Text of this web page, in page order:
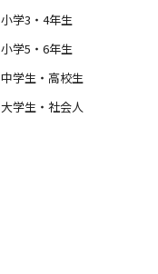
小学3・4年生
小学5・6年生
中学生・高校生
大学生・社会人